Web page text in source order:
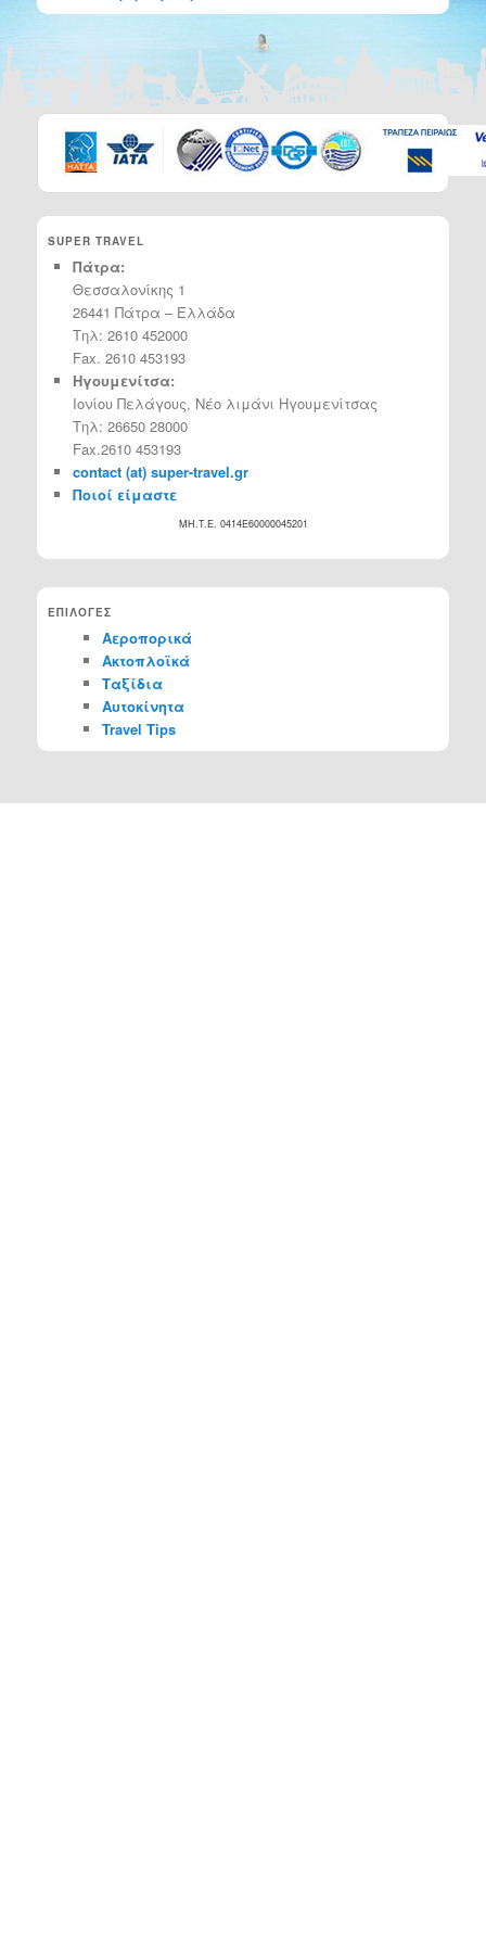
SUPER TRAVEL
Πάτρα:
Θεσσαλονίκης 1
26441 Πάτρα – Ελλάδα
Τηλ: 2610 452000
Fax. 2610 453193
Ηγουμενίτσα:
Ιονίου Πελάγους, Νέο λιμάνι Ηγουμενίτσας
Τηλ: 26650 28000
Fax.2610 453193
contact (at) super-travel.gr
Ποιοί είμαστε
MH.T.E. 0414Ε60000045201
ΕΠΙΛΟΓΕΣ
Αεροπορικά
Ακτοπλοϊκά
Ταξίδια
Αυτοκίνητα
Travel Tips